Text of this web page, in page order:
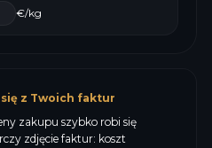
€/kg
z Twoich faktur
zakupu szybko robi się
zdjęcie faktur: koszt